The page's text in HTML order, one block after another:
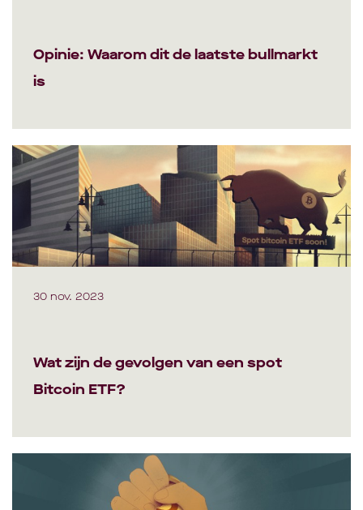
Opinie: Waarom dit de laatste bullmarkt
is
30 nov. 2023
Wat zijn de gevolgen van een spot
Bitcoin ETF?